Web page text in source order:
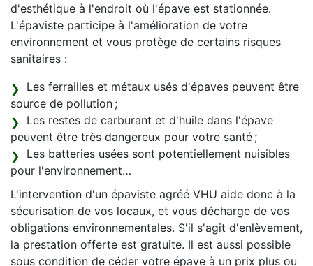
d'esthétique à l'endroit où l'épave est stationnée.
L'épaviste participe à l'amélioration de votre
environnement et vous protège de certains risques
sanitaires :
Les ferrailles et métaux usés d'épaves peuvent être
source de pollution ;
Les restes de carburant et d'huile dans l'épave
peuvent être très dangereux pour votre santé ;
Les batteries usées sont potentiellement nuisibles
pour l'environnement…
L'intervention d'un épaviste agréé VHU aide donc à la
sécurisation de vos locaux, et vous décharge de vos
obligations environnementales. S'il s'agit d'enlèvement,
la prestation offerte est gratuite. Il est aussi possible
sous condition de céder votre épave à un prix plus ou